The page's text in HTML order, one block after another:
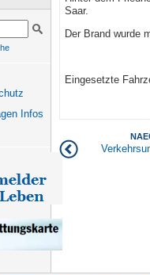
Infos
Saar.
Der Brand wurde
Eingesetzte